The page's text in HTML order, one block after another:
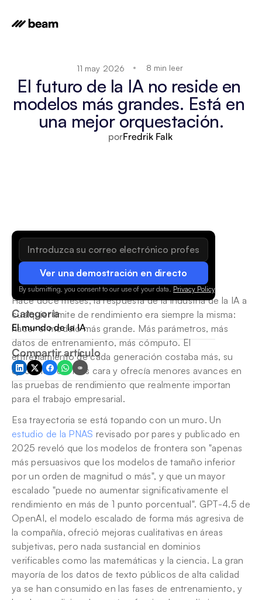
11 may 2026 8 min leer
El futuro de la IA no reside en
modelos más grandes. Está en
una mejor orquestación.
porFredrik Falk
Ver una demostración en directo
By submitting, you consent to our use of your data. Privacy Policy.
Categoría
El mundo de la IA
Compartir artículo
Hace doce meses, la respuesta de la industria de la IA a
cualquier límite de rendimiento era siempre la misma:
hacer el modelo más grande. Más parámetros, más
datos de entrenamiento, más cómputo. El
entrenamiento de cada generación costaba más, su
ejecución era más cara y ofrecía menores avances en
las pruebas de rendimiento que realmente importan
para el trabajo empresarial.
estudio de la PNAS revisado por pares y publicado en
2025 reveló que los modelos de frontera son "apenas
más persuasivos que los modelos de tamaño inferior
por un orden de magnitud o más", y que un mayor
escalado "puede no aumentar significativamente el
rendimiento en más de 1 punto porcentual". GPT-4.5 de
OpenAI, el modelo escalado de forma más agresiva de
la compañía, ofreció mejoras cualitativas en áreas
subjetivas, pero nada sustancial en dominios
verificables como las matemáticas y la ciencia. La gran
mayoría de los datos de texto públicos de alta calidad
ya se han consumido en las fases de entrenamiento, y